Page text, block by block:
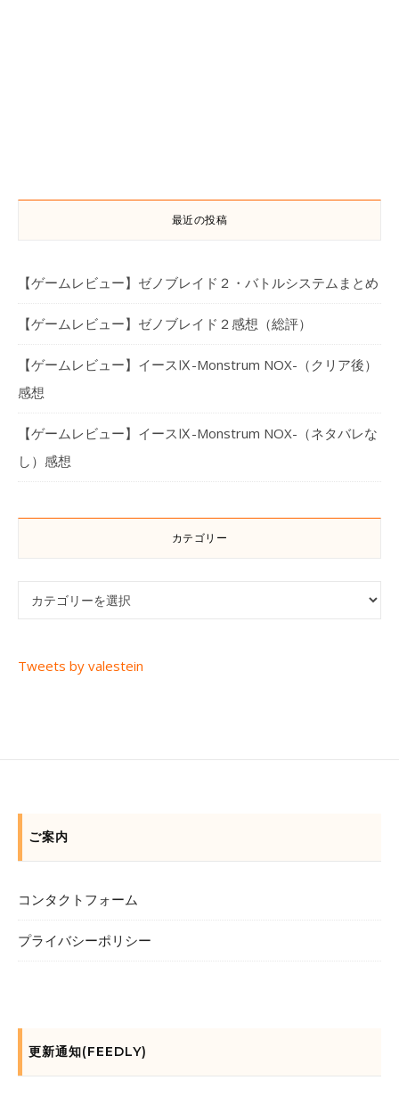
最近の投稿
【ゲームレビュー】ゼノブレイド２・バトルシステムまとめ
【ゲームレビュー】ゼノブレイド２感想（総評）
【ゲームレビュー】イースⅨ-Monstrum NOX-（クリア後）
感想
【ゲームレビュー】イースⅨ-Monstrum NOX-（ネタバレな
し）感想
カテゴリー
カテゴリー
Tweets by valestein
ご案内
コンタクトフォーム
プライバシーポリシー
更新通知(FEEDLY)